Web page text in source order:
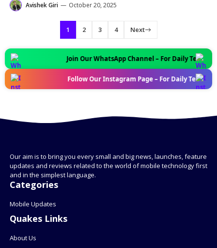
Avishek Giri — October 20, 2025
1 2 3 4 Next
Join Our WhatsApp Channel – For Daily Tech
Follow Our Instagram Page – For Daily Tech News
Our aim is to bring you every small and big news, launches, feature
updates and reviews related to the world of mobile technology first
and in the simplest language.
Categories
Mobile Updates
Quakes Links
About Us